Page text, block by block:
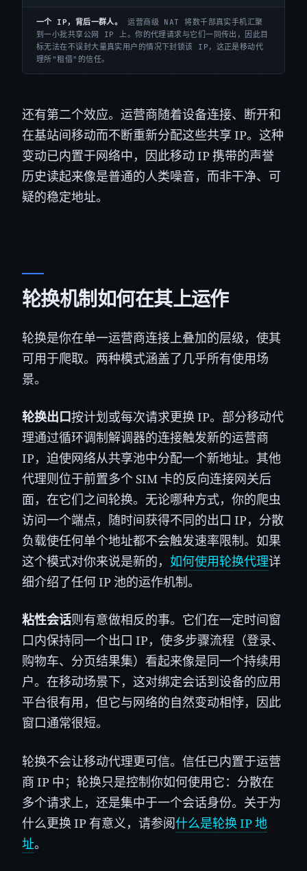
一个 IP，背后一群人。
运营商级 NAT 将数千部真实手机汇聚
到一小批共享公网 IP 上。你的代理请求与它们一同传出，因此目
标无法在不误封大量真实用户的情况下封锁该 IP，这正是移动代
理所"租借"的信任。
还有第二个效应。运营商随着设备连接、断开和
在基站间移动而不断重新分配这些共享 IP。这种
变动已内置于网络中，因此移动 IP 携带的声誉
历史读起来像是普通的人类噪音，而非干净、可
疑的稳定地址。
轮换机制如何在其上运作
轮换是你在单一运营商连接上叠加的层级，使其
可用于爬取。两种模式涵盖了几乎所有使用场
景。
轮换出口按计划或每次请求更换 IP。部分移动代
理通过循环调制解调器的连接触发新的运营商
IP，迫使网络从共享池中分配一个新地址。其他
代理则位于前置多个 SIM 卡的反向连接网关后
面，在它们之间轮换。无论哪种方式，你的爬虫
访问一个端点，随时间获得不同的出口 IP，分散
负载使任何单个地址都不会触发速率限制。如果
这个模式对你来说是新的， 如何使用轮换代理详
细介绍了任何 IP 池的运作机制。
粘性会话则有意做相反的事。它们在一定时间窗
口内保持同一个出口 IP，使多步骤流程（登录、
购物车、分页结果集）看起来像是同一个持续用
户。在移动场景下，这对绑定会话到设备的应用
平台很有用，但它与网络的自然变动相悖，因此
窗口通常很短。
轮换不会让移动代理更可信。信任已内置于运营
商 IP 中；轮换只是控制你如何使用它：分散在
多个请求上，还是集中于一个会话身份。关于为
什么更换 IP 有意义，请参阅什么是轮换 IP 地
址。